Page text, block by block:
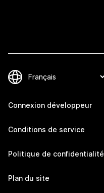
Connexion développeur
Conditions de service
Politique de confidentialité
Plan du site